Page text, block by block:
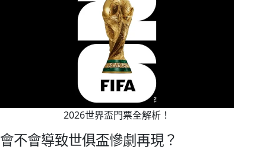
2026世界盃門票全解析！
會不會導致世俱盃慘劇再現？